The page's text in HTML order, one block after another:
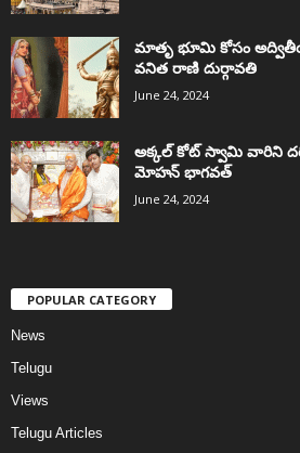
మాతృ భూమి కోసం
వనిత రాణి దుర్గావతి
June 24, 2024
అక్కల్‌ కోట్‌ స్వామి వారిని
మోహన్ భాగవత్
June 24, 2024
POPULAR CATEGORY
News
Telugu
Views
Telugu Articles